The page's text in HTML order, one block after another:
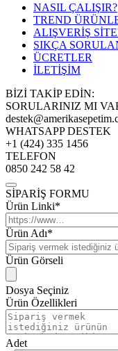
NASIL ÇALIŞIR?
TREND
ALIŞVERİŞ
SIKÇA
ÜCRETLER
İLETİŞİM
BİZİ TAKİP EDİN:
SORULARINIZ MI
WHATSAPP DESTEK
+1 (424) 335 1456
TELEFON
0850 242 58 42
SİPARİŞ FORMU
Ürün Linki*
Ürün Adı*
Ürün Görseli
Dosya Seçiniz
Ürün Özellikleri
Adet